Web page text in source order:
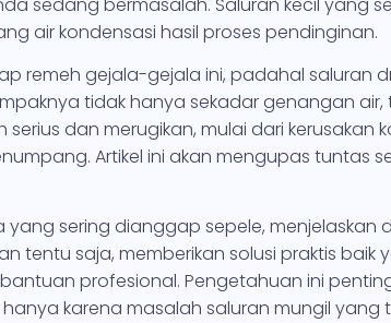
air kondensasi hasil proses pendinginan.
remeh gejala-gejala ini, padahal saluran
tidak hanya sekadar genangan air,
dan merugikan, mulai dari kerusakan
Artikel ini akan mengupas tuntas
sering dianggap sepele, menjelaskan
tentu saja, memberikan solusi praktis baik
profesional. Pengetahuan ini
karena masalah saluran mungil yang